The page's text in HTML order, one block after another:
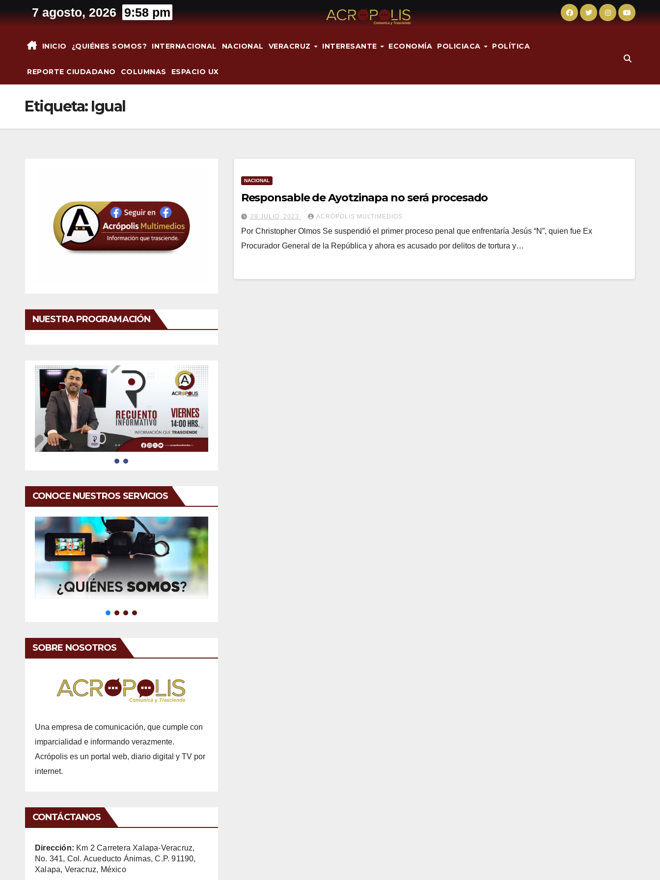
al
7 agosto, 2026 9:58 pm
INICIO ¿QUIÉNES SOMOS? INTERNACIONAL NACIONAL VERACRUZ INTERESANTE ECONOMÍA POLICIACA POLÍTICA
REPORTE CIUDADANO COLUMNAS ESPACIO UX
Etiqueta: Igual
NUESTRA PROGRAMACIÓN
CONOCE NUESTROS SERVICIOS
SOBRE NOSOTROS
Una empresa de comunicación, que cumple con
imparcialidad e informando verazmente.
Acrópolis es un portal web, diario digital y TV por
internet.
CONTÁCTANOS
Dirección: Km 2 Carretera Xalapa-Veracruz,
No. 341, Col. Acueducto Ánimas, C.P. 91190,
Xalapa, Veracruz, México
NACIONAL
Responsable de Ayotzinapa no será procesado
28 JULIO, 2023 ACRÓPOLIS MULTIMEDIOS
Por Christopher Olmos Se suspendió el primer proceso penal que enfrentaría Jesús “N”, quien fue Ex
Procurador General de la República y ahora es acusado por delitos de tortura y…